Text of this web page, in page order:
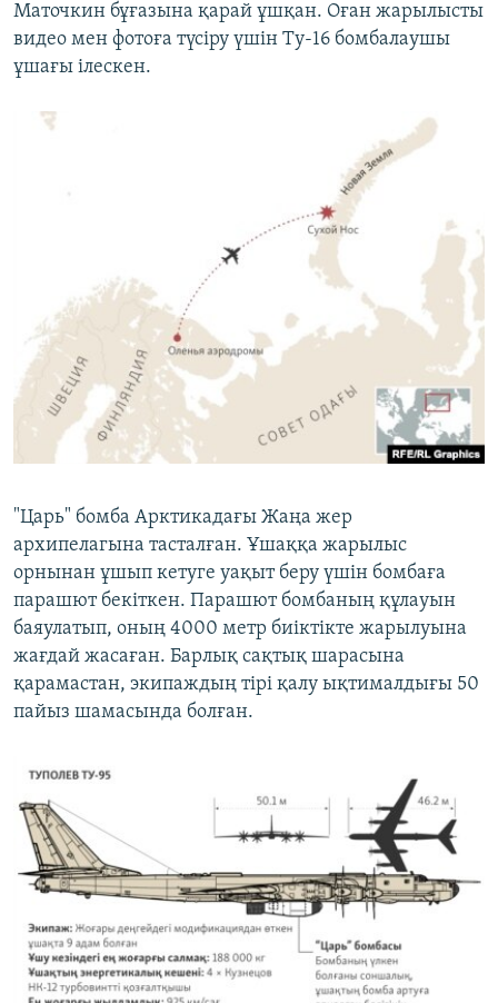
Маточкин бұғазына қарай ұшқан. Оған жарылысты
видео мен фотоға түсіру үшін Ту-16 бомбалаушы
ұшағы ілескен.
"Царь" бомба Арктикадағы Жаңа жер
архипелагына тасталған. Ұшаққа жарылыс
орнынан ұшып кетуге уақыт беру үшін бомбаға
парашют бекіткен. Парашют бомбаның құлауын
баяулатып, оның 4000 метр биіктікте жарылуына
жағдай жасаған. Барлық сақтық шарасына
қарамастан, экипаждың тірі қалу ықтималдығы 50
пайыз шамасында болған.